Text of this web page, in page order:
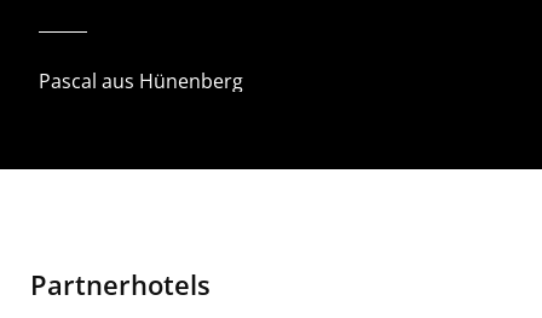
Pascal aus Hünenberg
Partnerhotels